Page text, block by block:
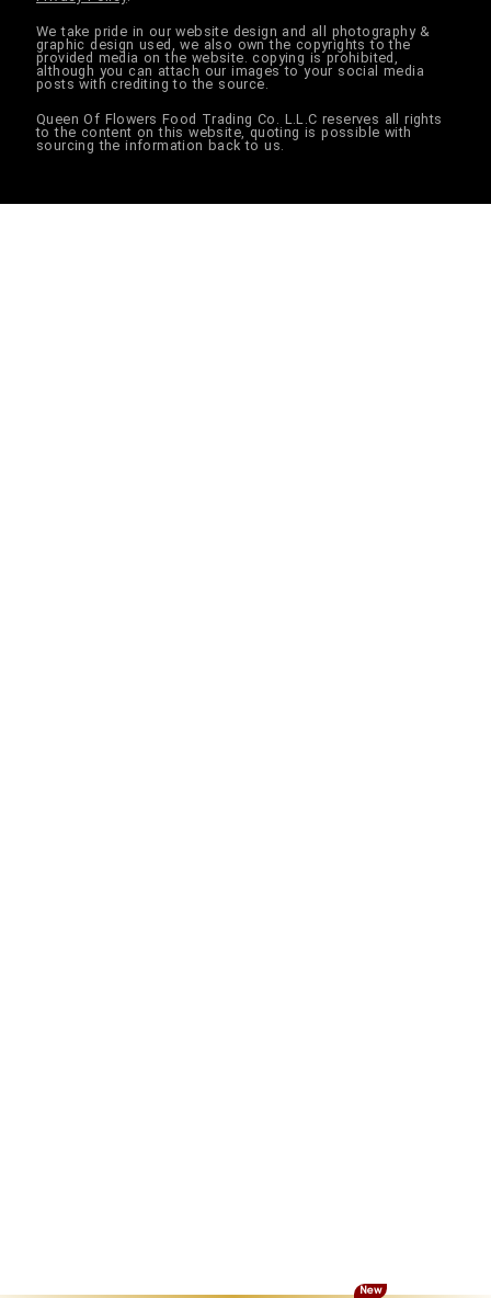
We take pride in our website design and all photography &
graphic design used, we also own the copyrights to the
provided media on the website. copying is prohibited,
although you can attach our images to your social media
posts with crediting to the source.
Queen Of Flowers Food Trading Co. L.L.C reserves all rights
to the content on this website, quoting is possible with
sourcing the information back to us.